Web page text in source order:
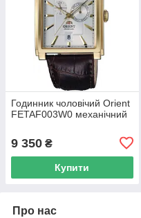
Годинник чоловічий Orient
FETAF003W0 механічний
9 350 ₴
Купити
Про нас